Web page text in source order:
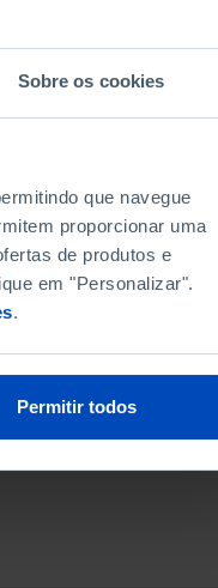
Sobre os cookies
que navegue
proporcionar uma
de produtos e
em "Personalizar".
.
Permitir todos
ORDENAR POR